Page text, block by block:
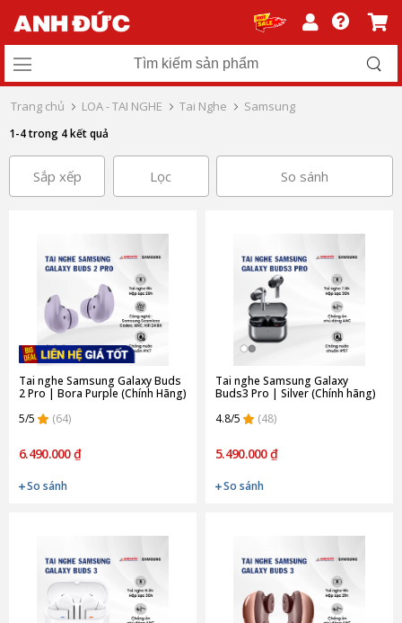
Trang chủ LOA - TAI NGHE Tai Nghe Samsung
1-4 trong 4 kết quả
Sắp xếp Lọc So sánh
Tai nghe Samsung Galaxy Buds
2 Pro | Bora Purple (Chính Hãng)
5/5
(64)
6.490.000 ₫
So sánh
Tai nghe Samsung Galaxy
Buds3 Pro | Silver (Chính hãng)
4.8/5
(48)
5.490.000 ₫
So sánh